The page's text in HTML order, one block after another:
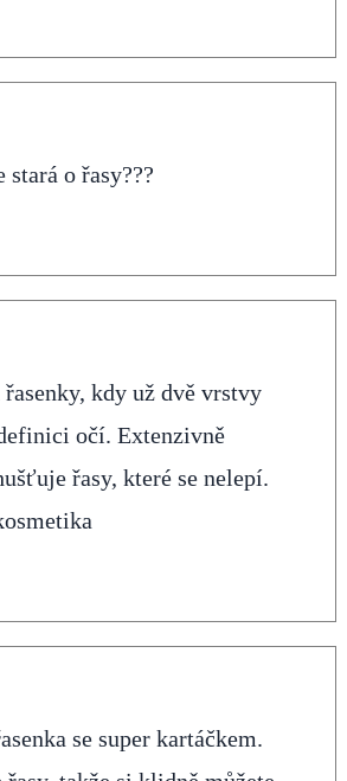
stará o řasy???
řasenky, kdy už dvě vrstvy
očí. Extenzivně
řasy, které se nelepí.
se super kartáčkem.